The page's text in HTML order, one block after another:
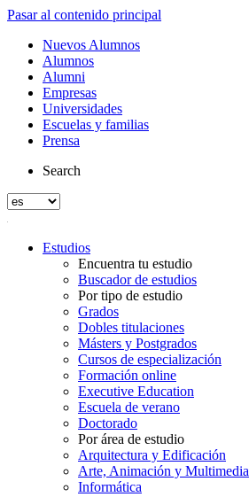
Pasar al contenido principal
Nuevos Alumnos
Alumnos
Alumni
Empresas
Universidades
Escuelas y familias
Prensa
Search
Estudios
Encuentra tu estudio
Buscador de estudios
Por tipo de estudio
Grados
Dobles titulaciones
Másters y Postgrados
Cursos de especialización
Formación online
Executive Education
Escuela de verano
Doctorado
Por área de estudio
Arquitectura y Edificación
Arte, Animación y Multimedia
Informática